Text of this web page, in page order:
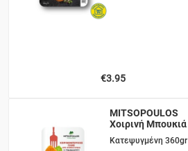
€3.95
MITSOPOULOS
Χοιρινή Μπουκιά
Κατεψυγμένη 360gr